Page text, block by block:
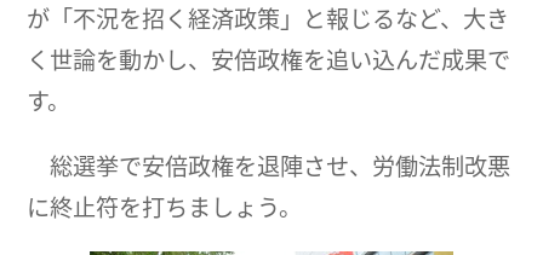
が「不況を招く経済政策」と報じるなど、大き
く世論を動かし、安倍政権を追い込んだ成果で
す。
総選挙で安倍政権を退陣させ、労働法制改悪
に終止符を打ちましょう。